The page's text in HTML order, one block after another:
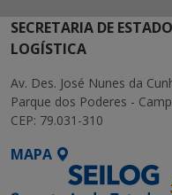
SECRETARIA DE
LOGÍSTICA
Av. Des. José Nunes da
Parque dos Poderes -
CEP: 79.031-310
MAPA